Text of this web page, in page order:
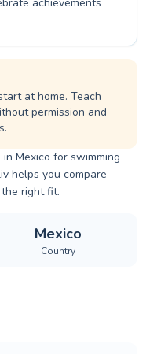
at home. Teach
permission and
Mexico for swimming
helps you compare
right fit.
Mexico
Country